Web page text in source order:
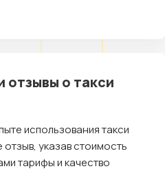
отзывы о такси
использования такси
отзыв, указав стоимость
тарифы и качество